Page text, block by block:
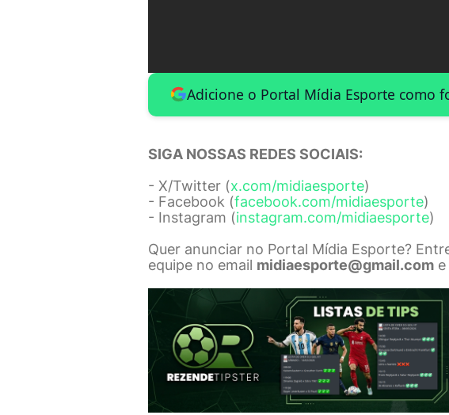
Adicione o Portal Mídia Esporte como
SIGA NOSSAS REDES SOCIAIS:
- X/Twitter (x.com/midiaesporte)
- Facebook (facebook.com/midiaesporte)
- Instagram (instagram.com/midiaesporte)
Quer anunciar no Portal Mídia Esporte?
equipe no email midiaesporte@gmail.com